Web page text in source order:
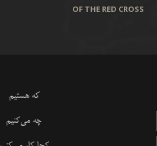
OF THE RED CROSS
که هستیم
چه می‌کنیم